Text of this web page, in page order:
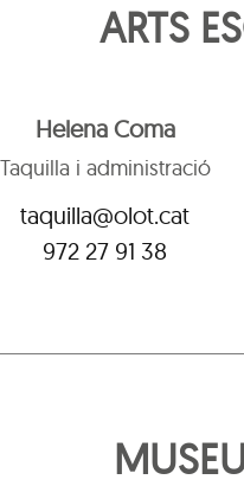
ARTS
Helena Coma
Taquilla i administració
taquilla@olot.cat
972 27 91 38